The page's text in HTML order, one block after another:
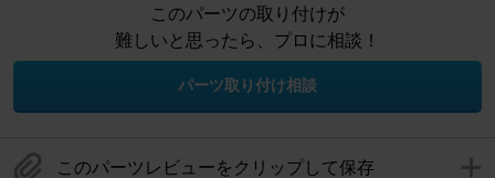
このパーツの取り付けが
難しいと思ったら、プロに相談！
パーツ取り付け相談
このパーツレビューをクリップして保存